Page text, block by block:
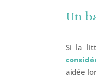
Un
Si la
aidée